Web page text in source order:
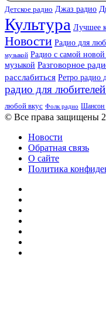
Детское радио Джаз радио
Культура Лучшее
Новости Радио для
музыкой Радио с самой
музыкой Разговорное
расслабиться Ретро радио
радио для
любой вкус Фолк радио Шансон
© Все права защищены
Новости
Обратная связь
О сайте
Политика